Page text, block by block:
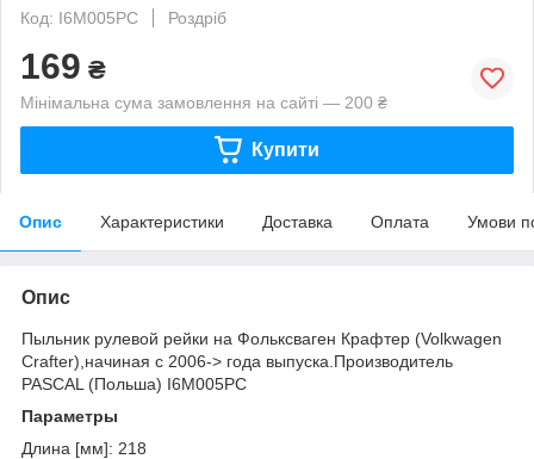
Код: I6M005PC
Роздріб
169 ₴
Мінімальна сума замовлення на сайті — 200 ₴
Купити
Опис Характеристики Доставка Оплата Умови
Опис
Пыльник рулевой рейки на Фольксваген Крафтер (Volkwagen
Crafter),начиная с 2006-> года выпуска.Производитель
PASCAL (Польша) I6M005PC
Параметры
Длина [мм]: 218